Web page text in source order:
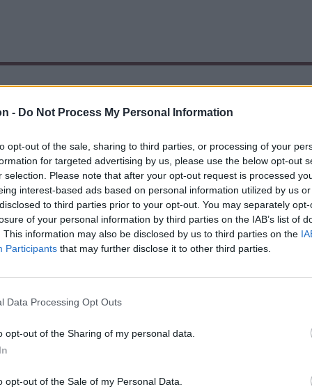
- Do Not Process My Personal Information
opt-out of the sale, sharing to third parties, or processing of your
for targeted advertising by us, please use the below opt-out
selection. Please note that after your opt-out request is processed
interest-based ads based on personal information utilized by us
to third parties prior to your opt-out. You may separately
of your personal information by third parties on the IAB’s list of
This information may also be disclosed by us to third parties on the
Participants that may further disclose it to other third parties.
Data Processing Opt Outs
opt-out of the Sharing of my personal data.
opt-out of the Sale of my Personal Data.